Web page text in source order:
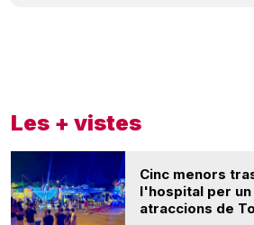
Les + vistes
Cinc menors
l'hospital per
atraccions de